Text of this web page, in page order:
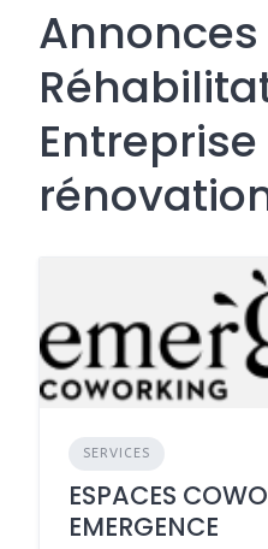
SERVICES
ESPACES
EMERGENCE